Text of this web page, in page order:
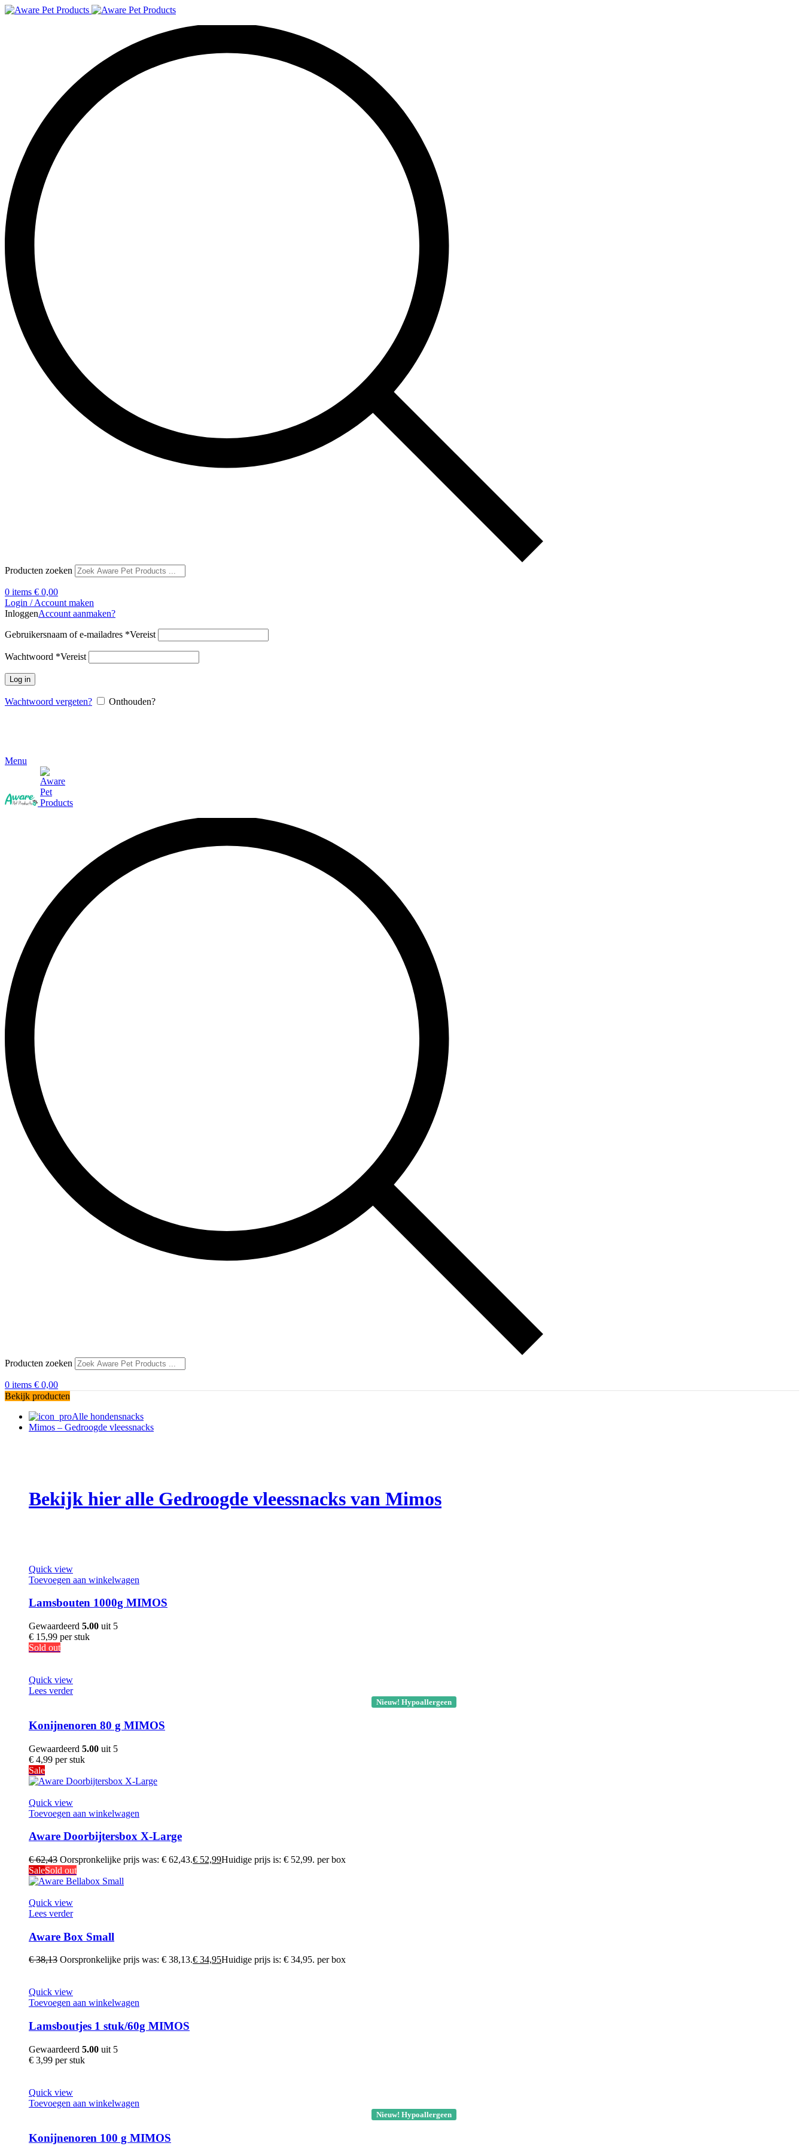
Producten zoeken
0 items € 0,00
Login / Account maken
InloggenAccount aanmaken?
Gebruikersnaam of e-mailadres *Vereist
Wachtwoord *Vereist
Log in
Wachtwoord vergeten? Onthouden?
Menu
Producten zoeken
0 items € 0,00
Bekijk producten
Alle hondensnacks
Mimos – Gedroogde vleessnacks
Bekijk hier alle Gedroogde vleessnacks van Mimos
Quick view
Toevoegen aan winkelwagen
Lamsbouten 1000g MIMOS
Gewaardeerd 5.00 uit 5
€ 15,99 per stuk
Sold out
Quick view
Lees verder
Nieuw! Hypoallergeen
Konijnenoren 80 g MIMOS
Gewaardeerd 5.00 uit 5
€ 4,99 per stuk
Sale
Quick view
Toevoegen aan winkelwagen
Aware Doorbijtersbox X-Large
€62,43 Oorspronkelijke prijs was: € 62,43.€ 52,99Huidige prijs is: € 52,99. per box
SaleSold out
Quick view
Lees verder
Aware Box Small
€38,13 Oorspronkelijke prijs was: € 38,13.€ 34,95Huidige prijs is: € 34,95. per box
Quick view
Toevoegen aan winkelwagen
Lamsboutjes 1 stuk/60g MIMOS
Gewaardeerd 5.00 uit 5
€ 3,99 per stuk
Quick view
Toevoegen aan winkelwagen
Nieuw! Hypoallergeen
Konijnenoren 100 g MIMOS